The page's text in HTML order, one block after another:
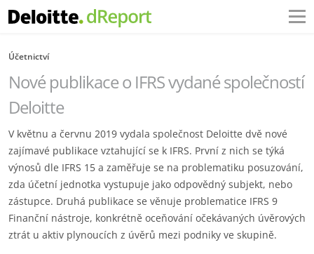
Účetnictví
Nové publikace o IFRS vydané společností
Deloitte
V květnu a červnu 2019 vydala společnost Deloitte dvě nové
zajímavé publikace vztahující se k IFRS. První z nich se týká
výnosů dle IFRS 15 a zaměřuje se na problematiku posuzování,
zda účetní jednotka vystupuje jako odpovědný subjekt, nebo
zástupce. Druhá publikace se věnuje problematice IFRS 9
Finanční nástroje, konkrétně oceňování očekávaných úvěrových
ztrát u aktiv plynoucích z úvěrů mezi podniky ve skupině.